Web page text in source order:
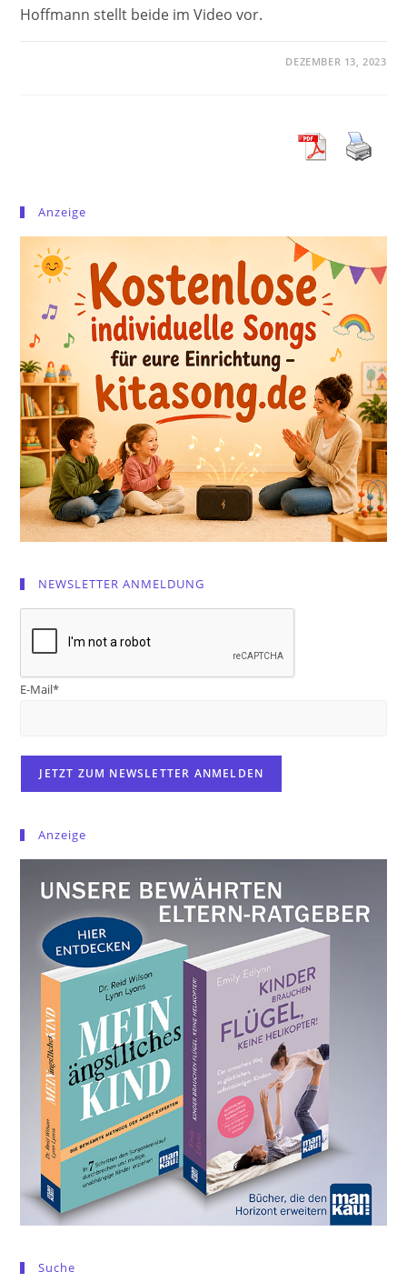
Hoffmann stellt beide im Video vor.
DEZEMBER 13, 2023
Anzeige
NEWSLETTER ANMELDUNG
E-Mail*
Anzeige
Suche